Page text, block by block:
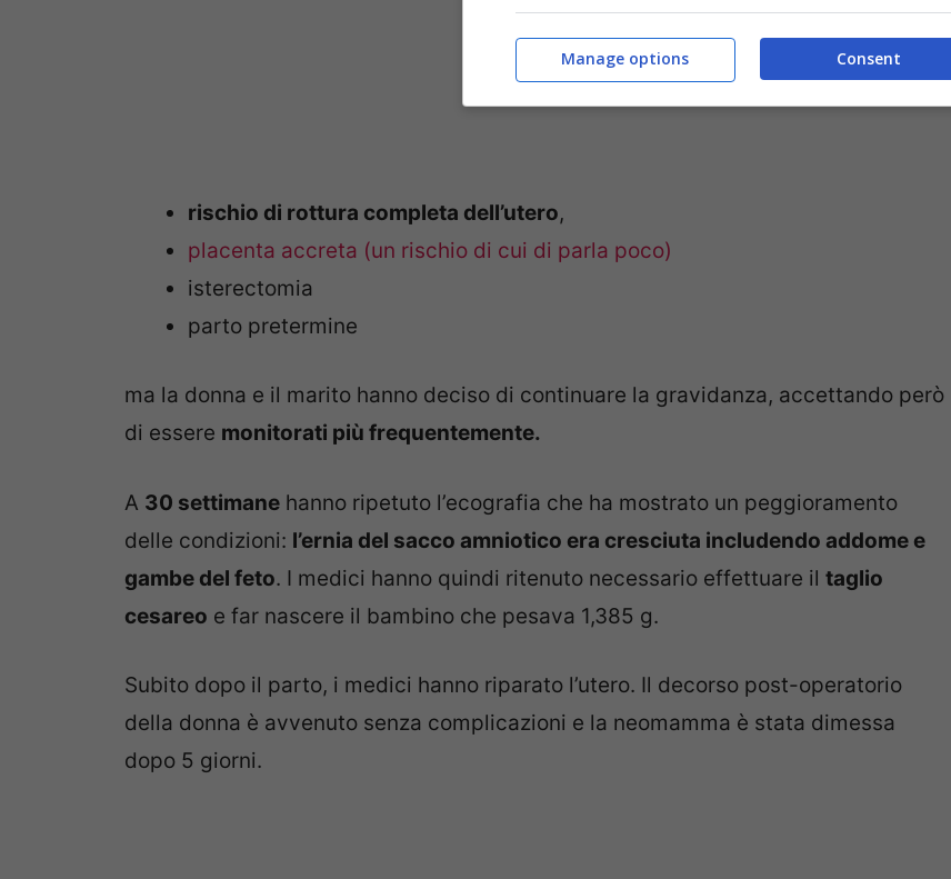
rischio di rottura completa dell’utero,
placenta accreta (un rischio di cui di parla poco)
isterectomia
parto pretermine
ma la donna e il marito hanno deciso di continuare la gravidanza, accettando però
di essere monitorati più frequentemente.
A 30 settimane hanno ripetuto l’ecografia che ha mostrato un peggioramento
delle condizioni: l’ernia del sacco amniotico era cresciuta includendo addome e
gambe del feto. I medici hanno quindi ritenuto necessario effettuare il taglio
cesareo e far nascere il bambino che pesava 1,385 g.
Subito dopo il parto, i medici hanno riparato l’utero. Il decorso post-operatorio
della donna è avvenuto senza complicazioni e la neomamma è stata dimessa
dopo 5 giorni.
Consent
Manage options